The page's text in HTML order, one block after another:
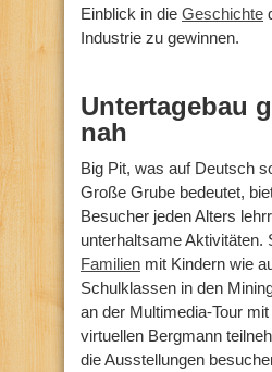
Einblick in die Geschichte
Industrie zu gewinnen.
Untertagebau
nah
Big Pit, was auf Deutsch
Große Grube bedeutet,
Besucher jeden Alters
unterhaltsame Aktivitäten.
Familien mit Kindern wie
Schulklassen in den
an der Multimedia-Tour
virtuellen Bergmann
die Ausstellungen